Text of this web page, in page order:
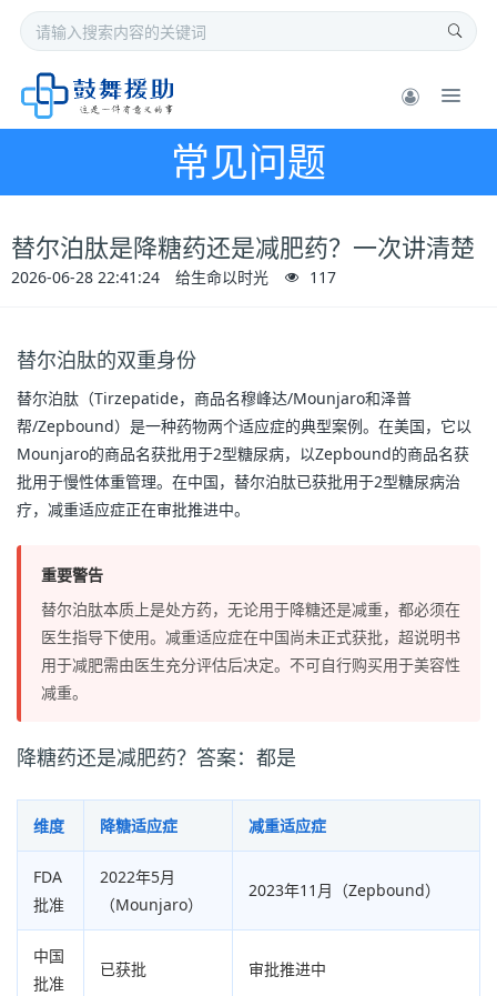
常见问题
替尔泊肽是降糖药还是减肥药？一次讲清楚
2026-06-28 22:41:24 给生命以时光 117
替尔泊肽的双重身份
替尔泊肽（Tirzepatide，商品名穆峰达/Mounjaro和泽普
帮/Zepbound）是一种药物两个适应症的典型案例。在美国，它以
Mounjaro的商品名获批用于2型糖尿病，以Zepbound的商品名获
批用于慢性体重管理。在中国，替尔泊肽已获批用于2型糖尿病治
疗，减重适应症正在审批推进中。
重要警告
替尔泊肽本质上是处方药，无论用于降糖还是减重，都必须在
医生指导下使用。减重适应症在中国尚未正式获批，超说明书
用于减肥需由医生充分评估后决定。不可自行购买用于美容性
减重。
降糖药还是减肥药？答案：都是
维度 降糖适应症 减重适应症
FDA
批准
2022年5月
（Mounjaro）
2023年11月（Zepbound）
中国
批准
已获批 审批推进中